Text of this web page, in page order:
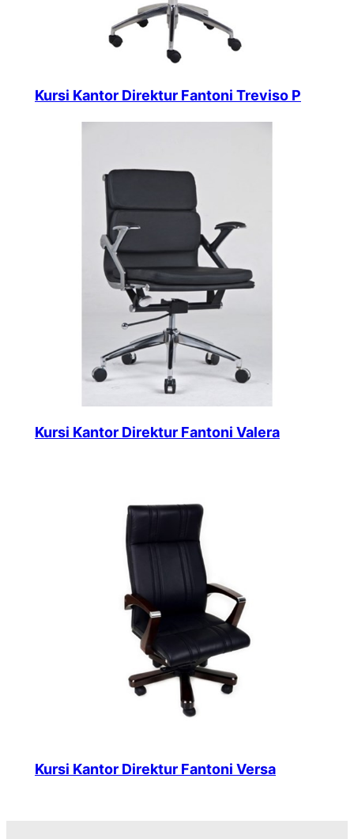
Kursi Kantor Direktur Fantoni Treviso P
Kursi Kantor Direktur Fantoni Valera
Kursi Kantor Direktur Fantoni Versa